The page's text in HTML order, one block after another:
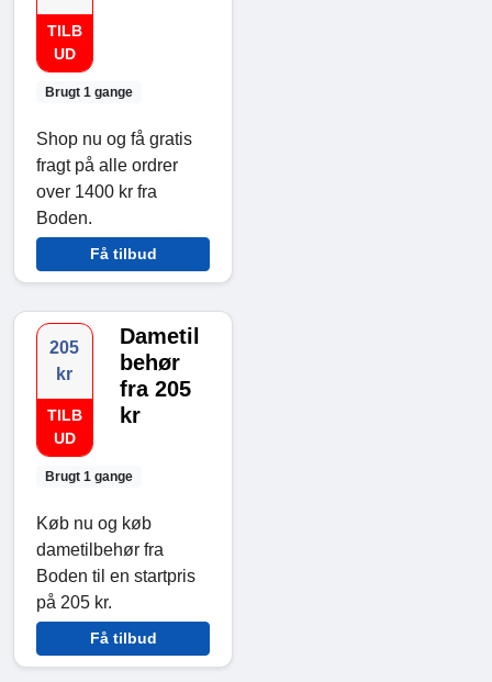
TILB
UD
Brugt 1 gange
Shop nu og få gratis
fragt på alle ordrer
over 1400 kr fra
Boden.
Få tilbud
205
kr
TILB
UD
Brugt 1 gange
Dametil
behør
fra 205
kr
Køb nu og køb
dametilbehør fra
Boden til en startpris
på 205 kr.
Få tilbud